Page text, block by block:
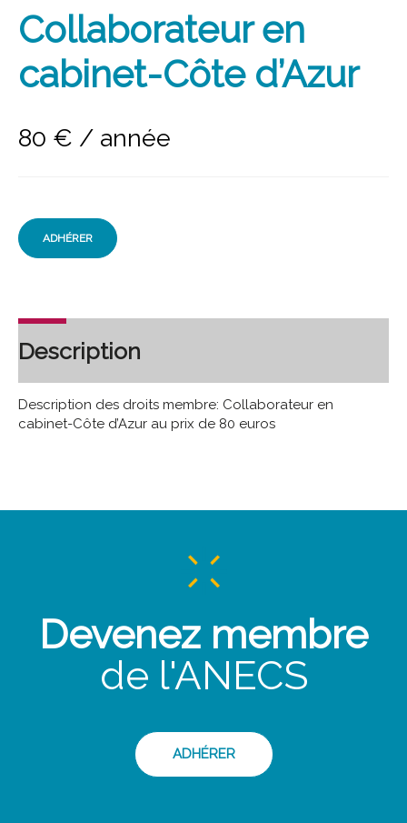
Collaborateur en
cabinet-Côte d’Azur
80 € / année
ADHÉRER
Description
Description des droits membre: Collaborateur en
cabinet-Côte d’Azur au prix de 80 euros
Devenez membre
de l'ANECS
ADHÉRER